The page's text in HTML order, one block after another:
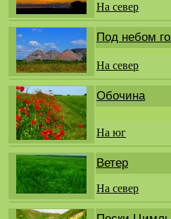
На север
Под небом
На север
Обочина
На юг
Ветер
На север